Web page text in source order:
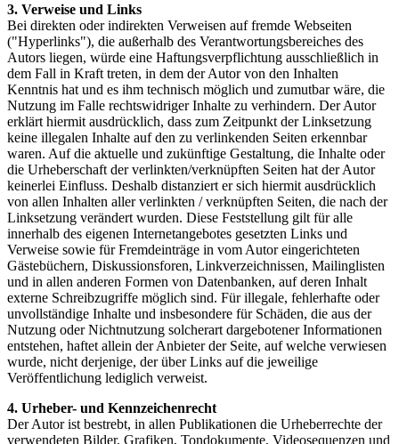
3. Verweise und Links
Bei direkten oder indirekten Verweisen auf fremde Webseiten
("Hyperlinks"), die außerhalb des Verantwortungsbereiches des
Autors liegen, würde eine Haftungsverpflichtung ausschließlich in
dem Fall in Kraft treten, in dem der Autor von den Inhalten
Kenntnis hat und es ihm technisch möglich und zumutbar wäre, die
Nutzung im Falle rechtswidriger Inhalte zu verhindern. Der Autor
erklärt hiermit ausdrücklich, dass zum Zeitpunkt der Linksetzung
keine illegalen Inhalte auf den zu verlinkenden Seiten erkennbar
waren. Auf die aktuelle und zukünftige Gestaltung, die Inhalte oder
die Urheberschaft der verlinkten/verknüpften Seiten hat der Autor
keinerlei Einfluss. Deshalb distanziert er sich hiermit ausdrücklich
von allen Inhalten aller verlinkten / verknüpften Seiten, die nach der
Linksetzung verändert wurden. Diese Feststellung gilt für alle
innerhalb des eigenen Internetangebotes gesetzten Links und
Verweise sowie für Fremdeinträge in vom Autor eingerichteten
Gästebüchern, Diskussionsforen, Linkverzeichnissen, Mailinglisten
und in allen anderen Formen von Datenbanken, auf deren Inhalt
externe Schreibzugriffe möglich sind. Für illegale, fehlerhafte oder
unvollständige Inhalte und insbesondere für Schäden, die aus der
Nutzung oder Nichtnutzung solcherart dargebotener Informationen
entstehen, haftet allein der Anbieter der Seite, auf welche verwiesen
wurde, nicht derjenige, der über Links auf die jeweilige
Veröffentlichung lediglich verweist.
4. Urheber- und Kennzeichenrecht
Der Autor ist bestrebt, in allen Publikationen die Urheberrechte der
verwendeten Bilder, Grafiken, Tondokumente, Videosequenzen und